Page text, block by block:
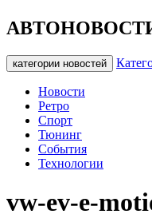
категории новостей
Новости
Ретро
Спорт
Тюнинг
События
Технологии
vw-ev-e-